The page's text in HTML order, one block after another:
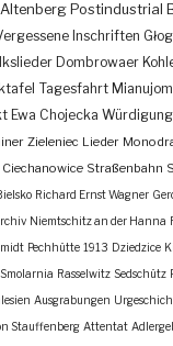
Altenberg Postindustrial
Inschriften
Dombrowaer
Tagesfahrt
Ewa Chojecka Würdigung
Zieleniec Lieder
Ciechanowice Straßenbahn
Richard Ernst Wagner
Niemtschitz an der Hanna
Pechhütte 1913 Dziedzice
Smolarnia Rasselwitz Sedschütz
Ausgrabungen
Stauffenberg Attentat